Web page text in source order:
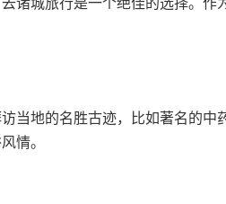
当地的名胜古迹，比如著名的
情。